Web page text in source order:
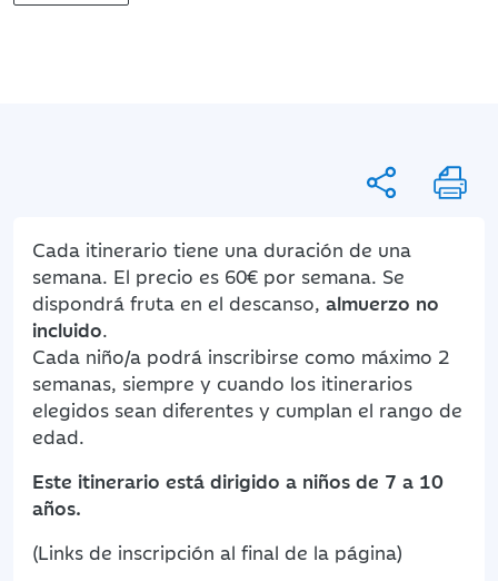
Cada itinerario tiene una duración de una
semana. El precio es 60€ por semana. Se
dispondrá fruta en el descanso, almuerzo no
incluido.
Cada niño/a podrá inscribirse como máximo 2
semanas, siempre y cuando los itinerarios
elegidos sean diferentes y cumplan el rango de
edad.
Este itinerario está dirigido a niños de 7 a 10
años.
(Links de inscripción al final de la página)